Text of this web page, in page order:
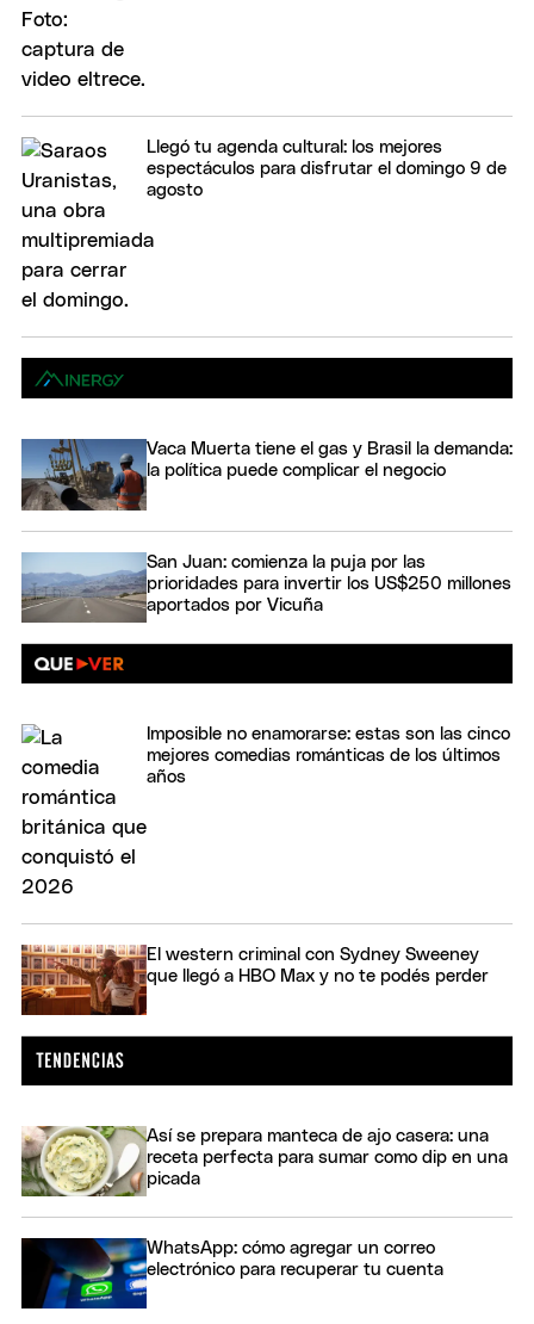
Llegó tu agenda cultural: los mejores
espectáculos para disfrutar el domingo 9 de
agosto
Vaca Muerta tiene el gas y Brasil la demanda:
la política puede complicar el negocio
San Juan: comienza la puja por las
prioridades para invertir los US$250 millones
aportados por Vicuña
Imposible no enamorarse: estas son las cinco
mejores comedias románticas de los últimos
años
El western criminal con Sydney Sweeney
que llegó a HBO Max y no te podés perder
Así se prepara manteca de ajo casera: una
receta perfecta para sumar como dip en una
picada
WhatsApp: cómo agregar un correo
electrónico para recuperar tu cuenta